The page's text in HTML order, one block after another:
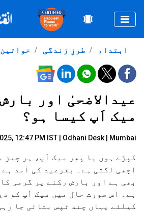
خواتین طرزِ زندگی ابتداء
عیدالاضحیٰ اور
میک اَپ کیسا ہو؟
12:47 PM IST | Odhani Desk | Mumbai
کپڑے ہوں یا پھر میک اَپ، ہر چیز
اچھی لگتی ہے۔ بقرعید کی آمد
بھی ہے اور بارش رکنے پر گرمی
ہے۔ اس صورت حال میں میک اَپ کو
کیلئے یہاں چند ٹپس بتائی جا